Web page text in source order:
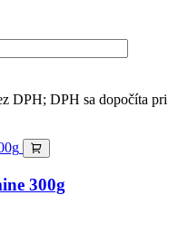
DPH; DPH sa dopočíta pri
300g